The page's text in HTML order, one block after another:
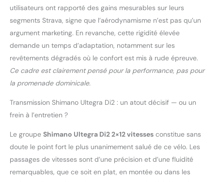
utilisateurs ont rapporté des gains mesurables sur leurs
segments Strava, signe que l’aérodynamisme n’est pas qu’un
argument marketing. En revanche, cette rigidité élevée
demande un temps d’adaptation, notamment sur les
revêtements dégradés où le confort est mis à rude épreuve.
Ce cadre est clairement pensé pour la performance, pas pour
la promenade dominicale.
Transmission Shimano Ultegra Di2 : un atout décisif — ou un
frein à l’entretien ?
Le groupe Shimano Ultegra Di2 2×12 vitesses constitue sans
doute le point fort le plus unanimement salué de ce vélo. Les
passages de vitesses sont d’une précision et d’une fluidité
remarquables, que ce soit en plat, en montée ou dans les